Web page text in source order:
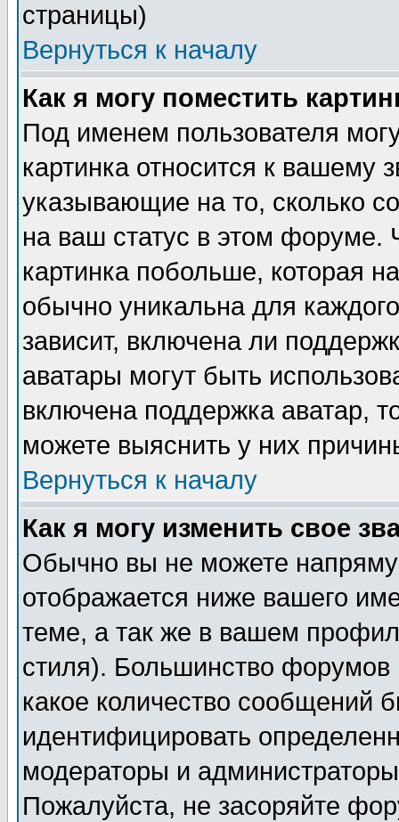
страницы)
Вернуться к началу
Как я могу поместить
Под именем пользователя
картинка относится к вашему
указывающие на то, сколько
на ваш статус в этом форуме.
картинка побольше, которая
обычно уникальна для
зависит, включена ли
аватары могут быть
включена поддержка аватар,
можете выяснить у них
Вернуться к началу
Как я могу изменить свое
Обычно вы не можете
отображается ниже вашего
теме, а так же в вашем
стиля). Большинство форумов
какое количество сообщений
идентифицировать
модераторы и
Пожалуйста, не засоряйте